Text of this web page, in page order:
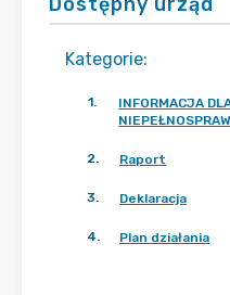
Kategorie:
1.
INFORMACJA
2. Raport
3. Deklaracja
4. Plan działania